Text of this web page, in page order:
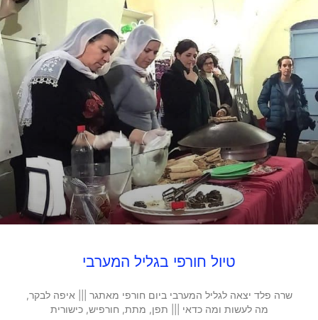
טיול חורפי בגליל המערבי
שרה פלד יצאה לגליל המערבי ביום חורפי מאתגר ||| איפה לבקר,
מה לעשות ומה כדאי ||| תפן, מתת, חורפיש, כישורית